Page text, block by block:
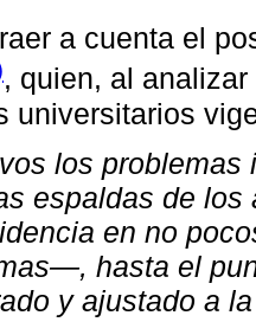
a cuenta el
, quien, al
universitarios
los
espaldas de
en no
hasta el
y ajustado a